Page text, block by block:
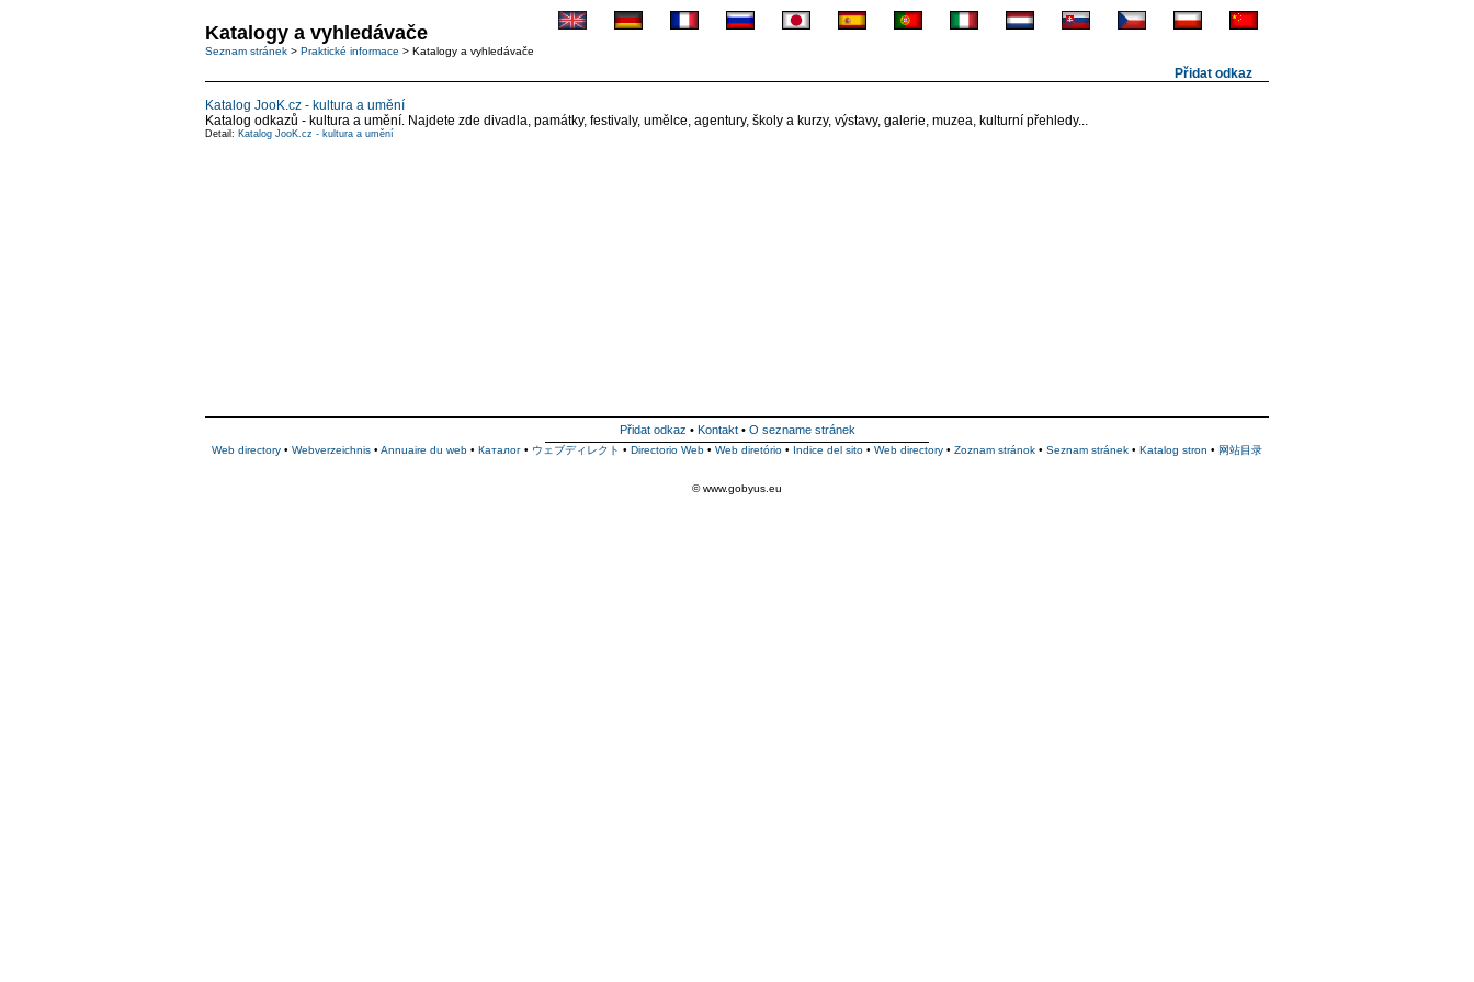
Katalogy a vyhledávače
Seznam stránek > Praktické informace > Katalogy a vyhledávače
Přidat odkaz
Katalog JooK.cz - kultura a umění
Katalog odkazů - kultura a umění. Najdete zde divadla, památky, festivaly, umělce, agentury, školy a kurzy, výstavy, galerie, muzea, kulturní přehledy...
Detail: Katalog JooK.cz - kultura a umění
Přidat odkaz • Kontakt• O sezname stránek
Web directory • Webverzeichnis • Annuaire du web • Каталог • ウェブディレクト • Directorio Web • Web diretório • Indice del sito • Web directory • Zoznam stránok • Seznam stránek • Katalog stron • 网站目录
© www.gobyus.eu